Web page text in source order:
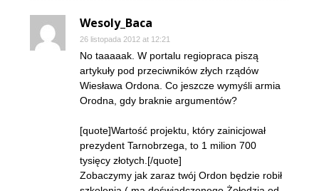
Wesoly_Baca
26 listopada 2012 at 12:21
No taaaaak. W portalu regiopraca piszą
artykuły pod przeciwników złych rządów
Wiesława Ordona. Co jeszcze wymyśli armia
Orodna, gdy braknie argumentów?
[quote]Wartość projektu, który zainicjował
prezydent Tarnobrzega, to 1 milion 700
tysięcy złotych.[/quote]
Zobaczymy jak zaraz twój Ordon będzie robił